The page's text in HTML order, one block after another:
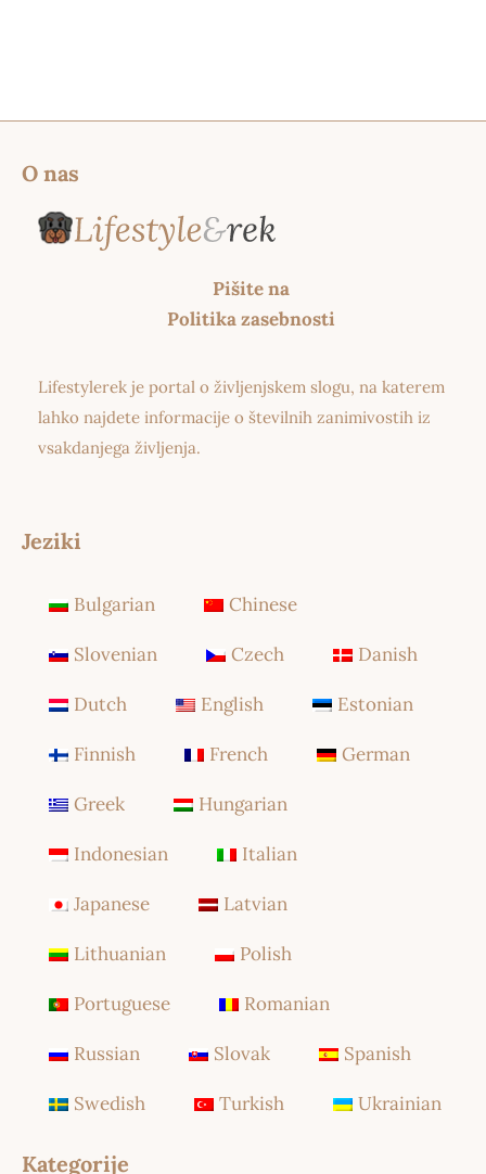
O nas
Pišite na
Politika zasebnosti
Lifestylerek je portal o življenjskem slogu, na katerem
lahko najdete informacije o številnih zanimivostih iz
vsakdanjega življenja.
Jeziki
Bulgarian Chinese
Slovenian Czech Danish
Dutch English Estonian
Finnish French German
Greek Hungarian
Indonesian Italian
Japanese Latvian
Lithuanian Polish
Portuguese Romanian
Russian Slovak Spanish
Swedish Turkish Ukrainian
Kategorije